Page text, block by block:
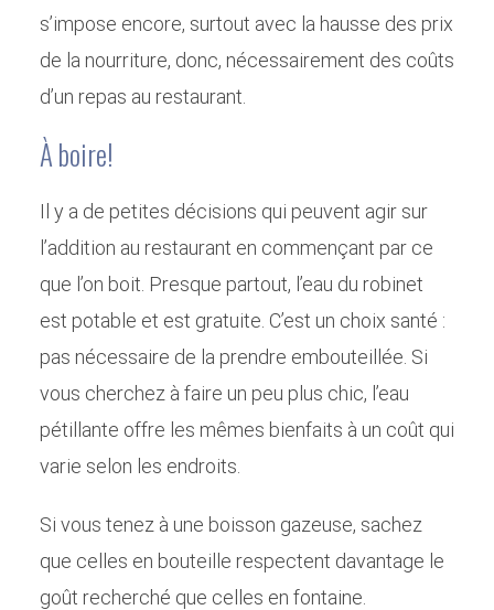
s’impose encore, surtout avec la hausse des prix
de la nourriture, donc, nécessairement des coûts
d’un repas au restaurant.
À boire!
Il y a de petites décisions qui peuvent agir sur
l’addition au restaurant en commençant par ce
que l’on boit. Presque partout, l’eau du robinet
est potable et est gratuite. C’est un choix santé :
pas nécessaire de la prendre embouteillée. Si
vous cherchez à faire un peu plus chic, l’eau
pétillante offre les mêmes bienfaits à un coût qui
varie selon les endroits.
Si vous tenez à une boisson gazeuse, sachez
que celles en bouteille respectent davantage le
goût recherché que celles en fontaine.